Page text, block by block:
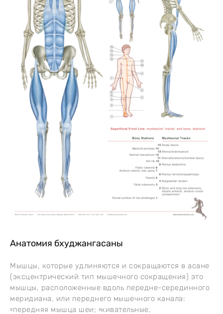
Анатомия бхуджангасаны
Мышцы, которые удлиняются и сокращаются в асане
(эксцентрический тип мышечного сокращения) это
мышцы, расположенные вдоль передне-серединного
меридиана, или переднего мышечного канала:
▫️передняя мышца шеи; ▫️кивательные,